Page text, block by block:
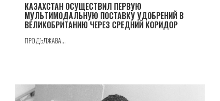
КАЗАХСТАН ОСУЩЕСТВИЛ ПЕРВУЮ
МУЛЬТИМОДАЛЬНУЮ ПОСТАВКУ УДОБРЕНИЙ В
ВЕЛИКОБРИТАНИЮ ЧЕРЕЗ СРЕДНИЙ КОРИДОР
ПРОДЪЛЖАВА...